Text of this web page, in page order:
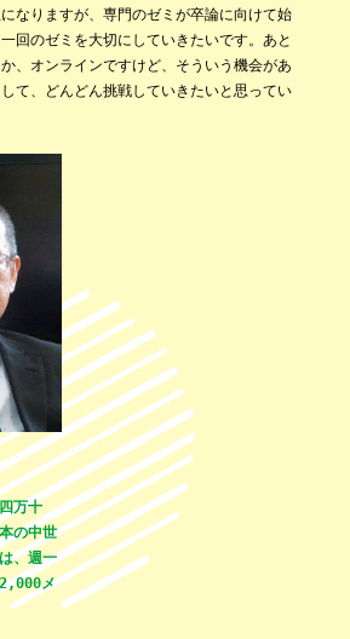
なりますが、専門のゼミが卒論に向けて始
回のゼミを大切にしていきたいです。あと
、オンラインですけど、そういう機会があ
て、どんどん挑戦していきたいと思ってい
万十
の中世
、週一
メ